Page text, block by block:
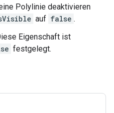
Polylinie deaktivieren
auf false .
Eigenschaft ist
festgelegt.